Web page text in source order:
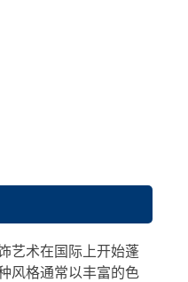
艺术在国际上开始蓬
风格通常以丰富的色